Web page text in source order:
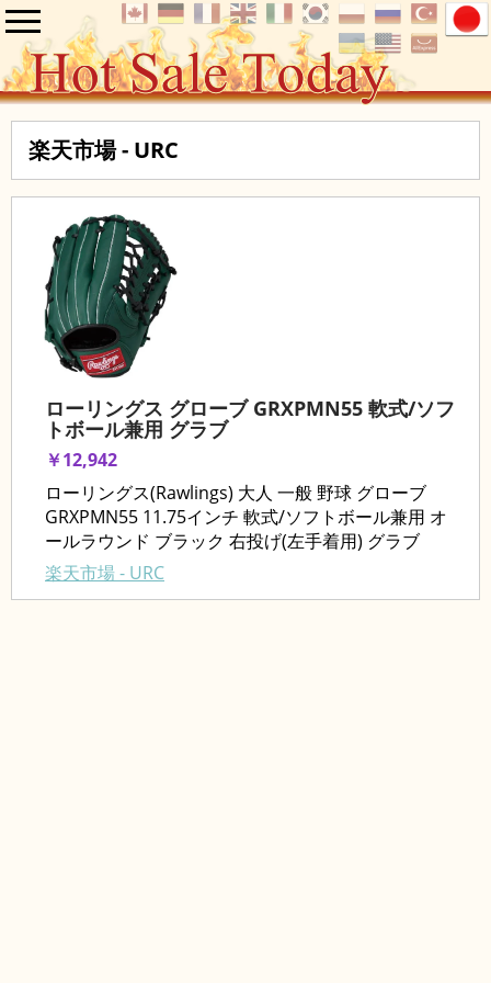
楽天市場 - URC
ローリングス グローブ GRXPMN55 軟式/ソフ
トボール兼用 グラブ
￥12,942
ローリングス(Rawlings) 大人 一般 野球 グローブ
GRXPMN55 11.75インチ 軟式/ソフトボール兼用 オ
ールラウンド ブラック 右投げ(左手着用) グラブ
楽天市場 - URC